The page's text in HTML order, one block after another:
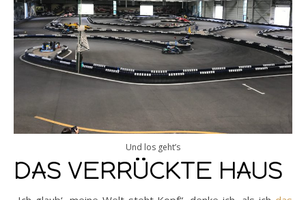
Und los geht’s
DAS VERRÜCKTE HAUS